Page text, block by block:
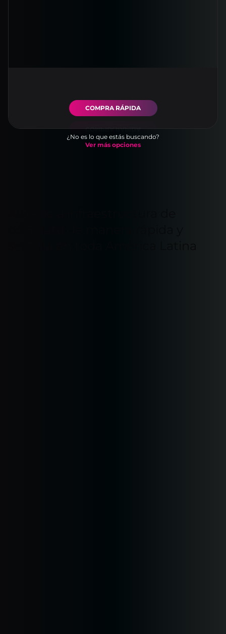
COMPRA RÁPIDA
¿No es lo que estás buscando?
Ver más opciones